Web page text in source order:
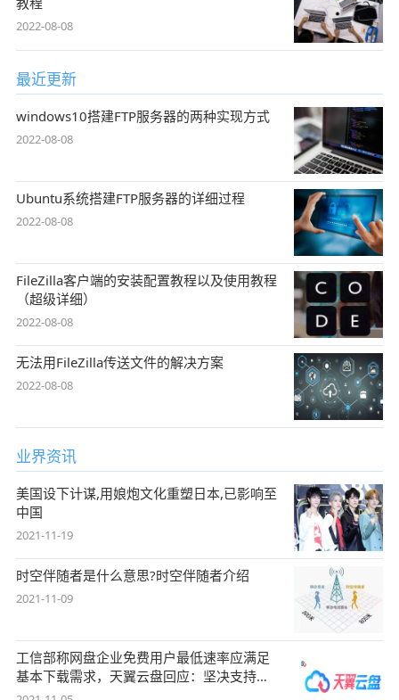
2022-08-08
最近更新
windows10搭建FTP服务器的两种实现方式
2022-08-08
Ubuntu系统搭建FTP服务器的详细过程
2022-08-08
FileZilla客户端的安装配置教程以及使用教程
（超级详细）
2022-08-08
无法用FileZilla传送文件的解决方案
2022-08-08
业界资讯
美国设下计谋,用娘炮文化重塑日本,已影响至
中国
2021-11-19
时空伴随者是什么意思?时空伴随者介绍
2021-11-09
工信部称网盘企业免费用户最低速率应满足
基本下载需求，天翼云盘回应：坚决支持，
始终